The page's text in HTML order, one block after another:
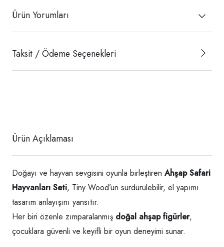
Ürün Yorumları
Taksit / Ödeme Seçenekleri
Ürün Açıklaması
Doğayı ve hayvan sevgisini oyunla birleştiren Ahşap Safari
Hayvanları Seti, Tiny Wood’un sürdürülebilir, el yapımı
tasarım anlayışını yansıtır.
Her biri özenle zımparalanmış doğal ahşap figürler,
çocuklara güvenli ve keyifli bir oyun deneyimi sunar.